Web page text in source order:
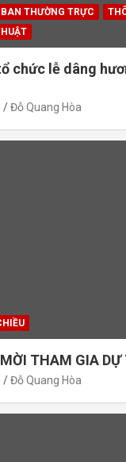
THƯỜNG TRỰC
chức lễ dâng
Đỗ Quang Hòa
THAM GIA DỰ
Đỗ Quang Hòa